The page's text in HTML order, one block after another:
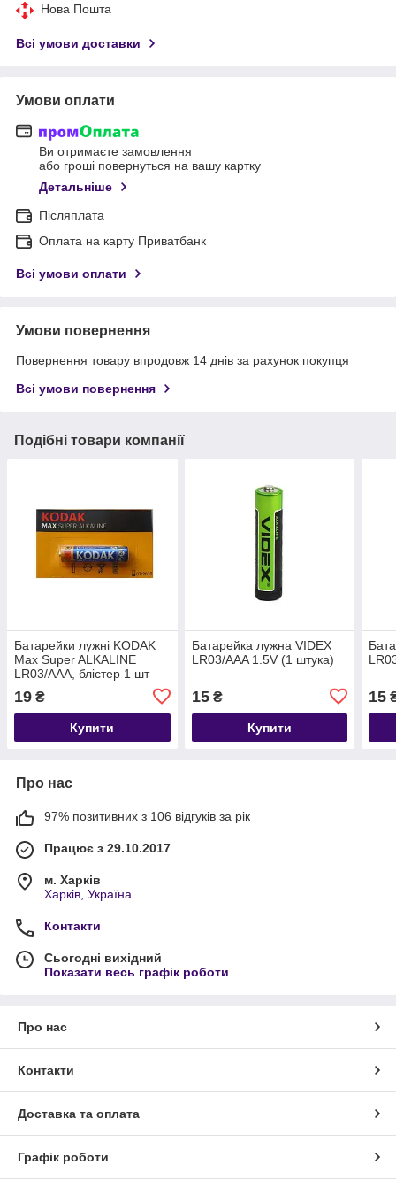
Нова Пошта
Всі умови доставки
Умови оплати
Ви отримаєте замовлення
або гроші повернуться на вашу картку
Детальніше
Післяплата
Оплата на карту Приватбанк
Всі умови оплати
Умови повернення
Повернення товару впродовж 14 днів за рахунок покупця
Всі умови повернення
Подібні товари компанії
Батарейки лужні KODAK
Max Super ALKALINE
LR03/AAA, блістер 1 шт
19 ₴
Купити
Батарейка лужна VIDEX
LR03/AAA 1.5V (1 штука)
15₴
Купити
15
Про нас
97% позитивних з 106 відгуків за рік
Працює з 29.10.2017
м. Харків
Харків, Україна
Контакти
Сьогодні вихідний
Показати весь графік роботи
Про нас
Контакти
Доставка та оплата
Графік роботи